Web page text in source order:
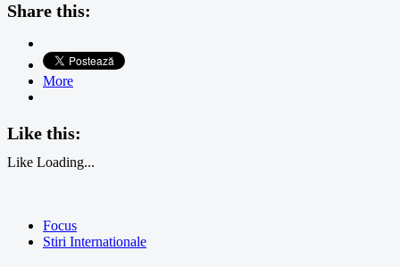
Share this:
More
Like this:
Like Loading...
Focus
Stiri Internationale